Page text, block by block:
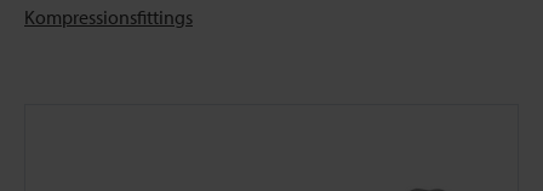
Kompressionsfittings